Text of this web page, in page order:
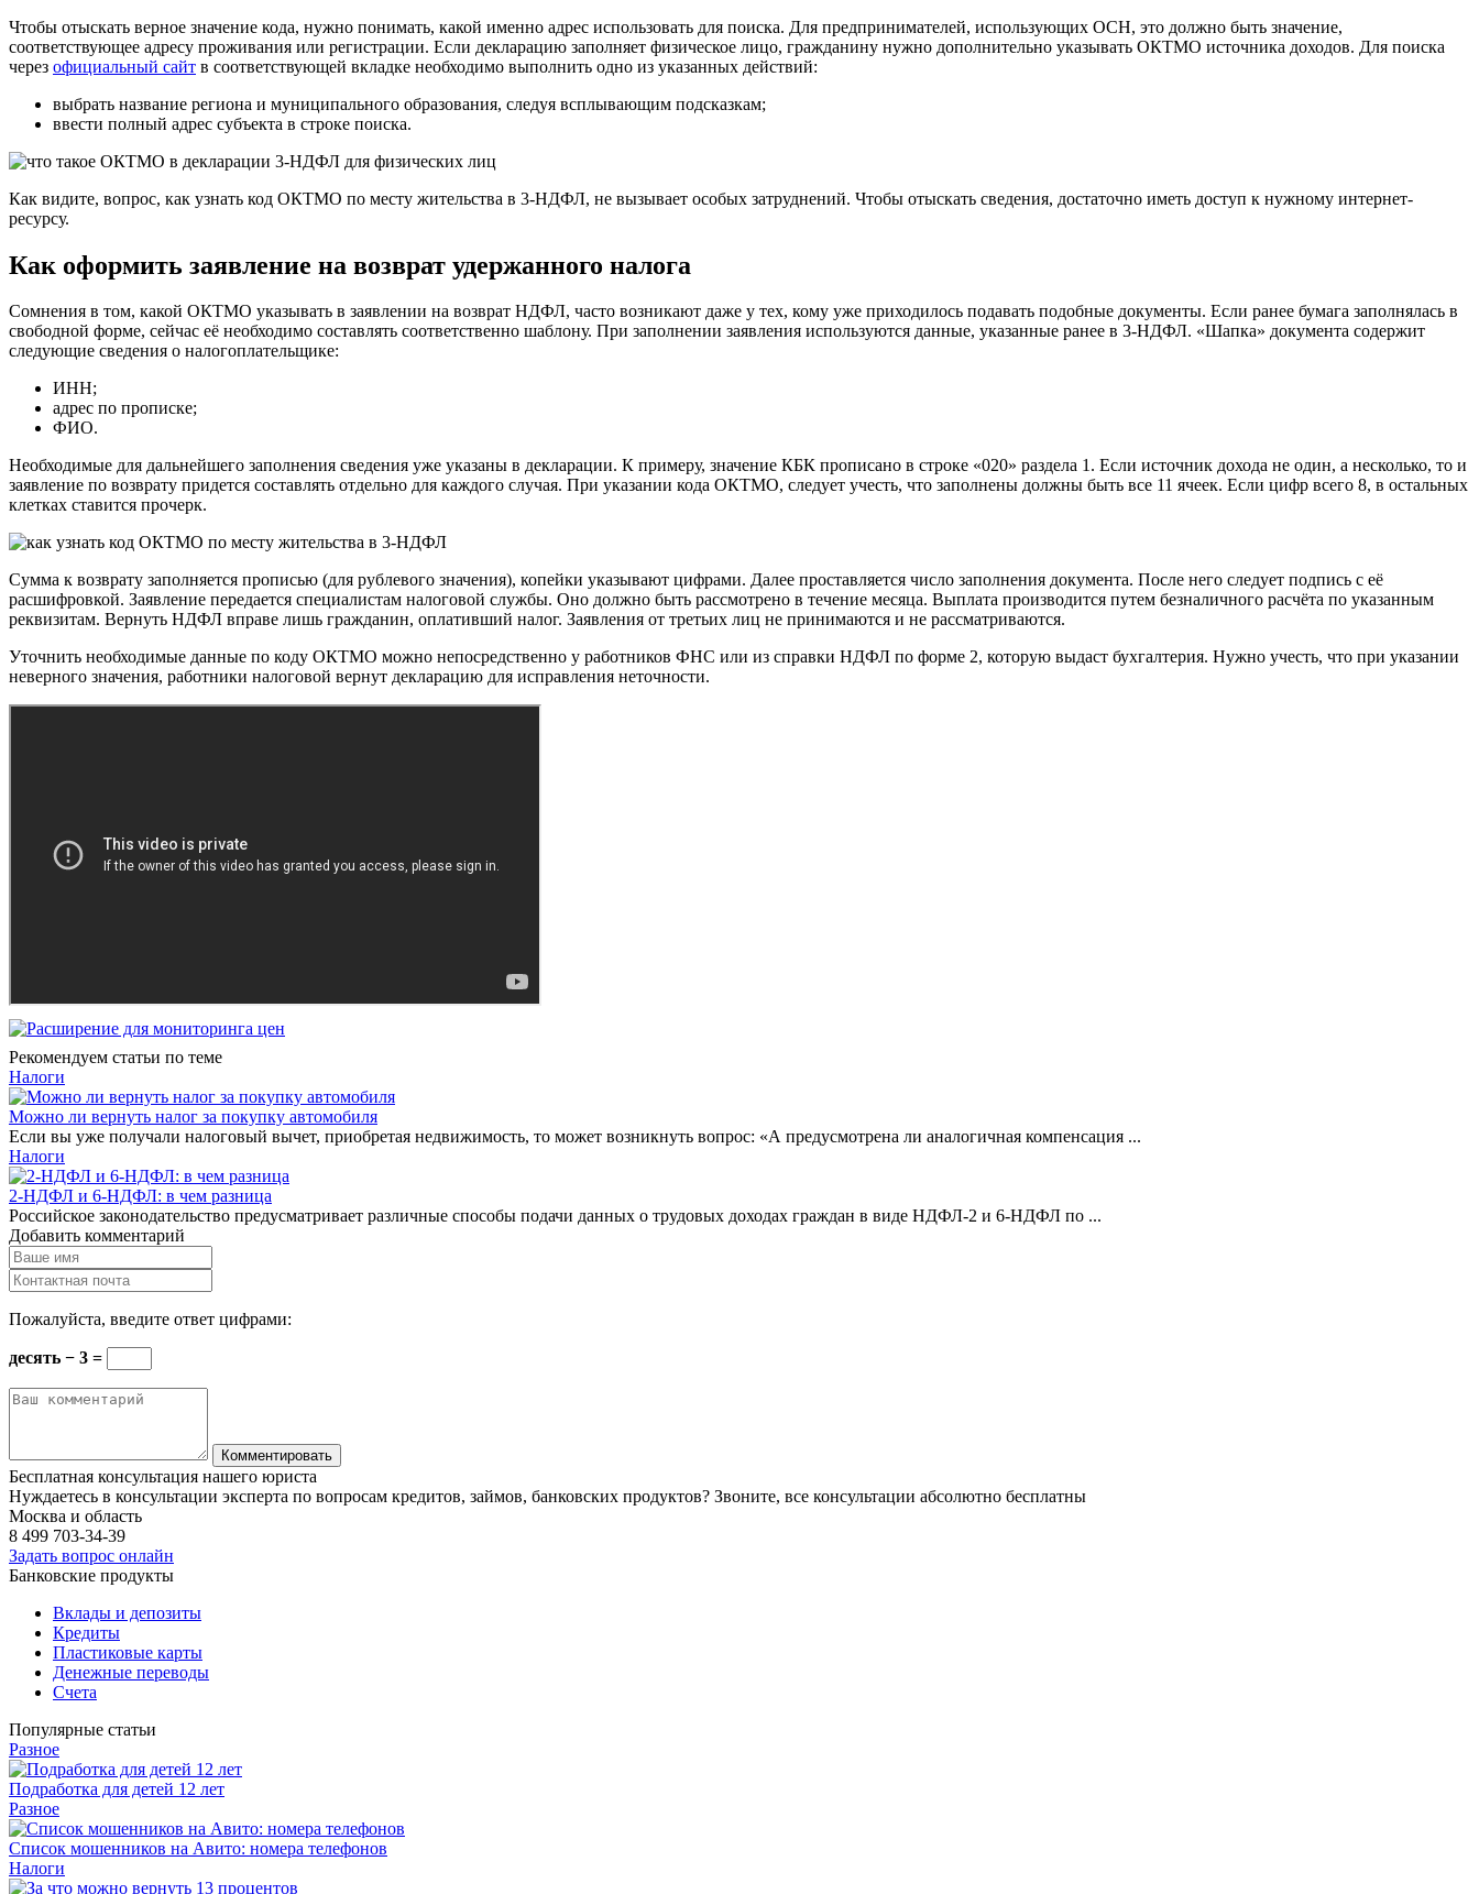
Чтобы отыскать верное значение кода, нужно понимать, какой именно адрес использовать для поиска. Для предпринимателей, использующих ОСН, это должно быть значение,
соответствующее адресу проживания или регистрации. Если декларацию заполняет физическое лицо, гражданину нужно дополнительно указывать ОКТМО источника доходов. Для поиска
через официальный сайт в соответствующей вкладке необходимо выполнить одно из указанных действий:
выбрать название региона и муниципального образования, следуя всплывающим подсказкам;
ввести полный адрес субъекта в строке поиска.
Как видите, вопрос, как узнать код ОКТМО по месту жительства в 3-НДФЛ, не вызывает особых затруднений. Чтобы отыскать сведения, достаточно иметь доступ к нужному интернет-
ресурсу.
Как оформить заявление на возврат удержанного налога
Сомнения в том, какой ОКТМО указывать в заявлении на возврат НДФЛ, часто возникают даже у тех, кому уже приходилось подавать подобные документы. Если ранее бумага заполнялась в
свободной форме, сейчас её необходимо составлять соответственно шаблону. При заполнении заявления используются данные, указанные ранее в 3-НДФЛ. «Шапка» документа содержит
следующие сведения о налогоплательщике:
ИНН;
адрес по прописке;
ФИО.
Необходимые для дальнейшего заполнения сведения уже указаны в декларации. К примеру, значение КБК прописано в строке «020» раздела 1. Если источник дохода не один, а несколько, то и
заявление по возврату придется составлять отдельно для каждого случая. При указании кода ОКТМО, следует учесть, что заполнены должны быть все 11 ячеек. Если цифр всего 8, в остальных
клетках ставится прочерк.
Сумма к возврату заполняется прописью (для рублевого значения), копейки указывают цифрами. Далее проставляется число заполнения документа. После него следует подпись с её
расшифровкой. Заявление передается специалистам налоговой службы. Оно должно быть рассмотрено в течение месяца. Выплата производится путем безналичного расчёта по указанным
реквизитам. Вернуть НДФЛ вправе лишь гражданин, оплативший налог. Заявления от третьих лиц не принимаются и не рассматриваются.
Уточнить необходимые данные по коду ОКТМО можно непосредственно у работников ФНС или из справки НДФЛ по форме 2, которую выдаст бухгалтерия. Нужно учесть, что при указании
неверного значения, работники налоговой вернут декларацию для исправления неточности.
Рекомендуем статьи по теме
Налоги
Можно ли вернуть налог за покупку автомобиля
Если вы уже получали налоговый вычет, приобретая недвижимость, то может возникнуть вопрос: «А предусмотрена ли аналогичная компенсация ...
Налоги
2-НДФЛ и 6-НДФЛ: в чем разница
Российское законодательство предусматривает различные способы подачи данных о трудовых доходах граждан в виде НДФЛ-2 и 6-НДФЛ по ...
Добавить комментарий
Пожалуйста, введите ответ цифрами:
десять − 3 =
Бесплатная консультация нашего юриста
Нуждаетесь в консультации эксперта по вопросам кредитов, займов, банковских продуктов? Звоните, все консультации абсолютно бесплатны
Москва и область
8 499 703-34-39
Задать вопрос онлайн
Банковские продукты
Вклады и депозиты
Кредиты
Пластиковые карты
Денежные переводы
Счета
Популярные статьи
Разное
Подработка для детей 12 лет
Разное
Список мошенников на Авито: номера телефонов
Налоги